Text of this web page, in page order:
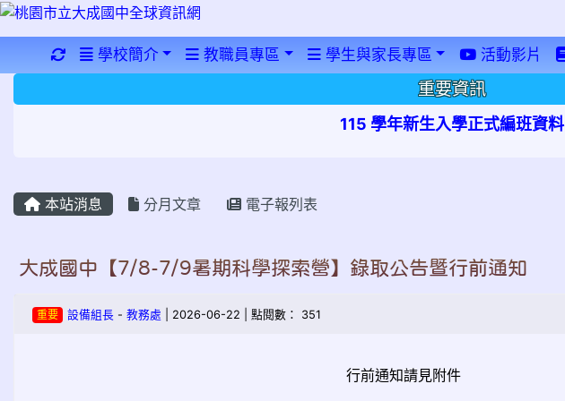
重新取得佈景設定
學校簡介 教職員專區 學生與家長專區 活動影片
重要資訊
115 學年新生入學正式編班資料
本站消息 分月文章 電子報列表
大成國中【7/8-7/9暑期科學探索營】錄取公告暨行前通知
重要 設備組長- 教務處 | 2026-06-22 | 點閱數： 351
行前通知請見附件